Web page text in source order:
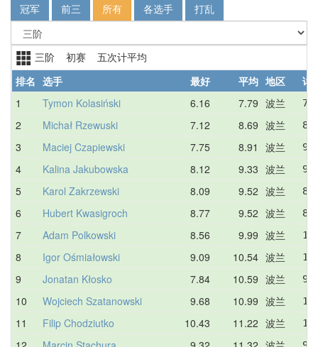
冠军 前三 所有 各选手 打乱
三阶 初赛 五次计平均
排名 选手 最好 平均 地区
详
1
Tymon Kolasiński 6.16 7.79 波兰
2 Michał Rzewuski 7.12 8.69 波兰
3 Maciej Czapiewski 7.75 8.91 波兰
4 Kalina Jakubowska 8.12 9.33 波兰
5 Karol Zakrzewski 8.09 9.52 波兰
6 Hubert Kwasigroch 8.77 9.52 波兰
7 Adam Polkowski 8.56 9.99 波兰
8 Igor Ośmiałowski 9.09 10.54 波兰
9 Jonatan Kłosko 7.84 10.59 波兰
10 Wojciech Szatanowski 9.68 10.99 波兰
11 Filip Chodziutko 10.43 11.22 波兰